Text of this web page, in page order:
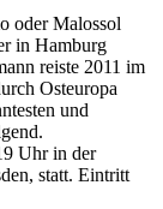
oder Malossol
in Hamburg
reiste 2011 im
Osteuropa
und
Uhr in der
statt. Eintritt